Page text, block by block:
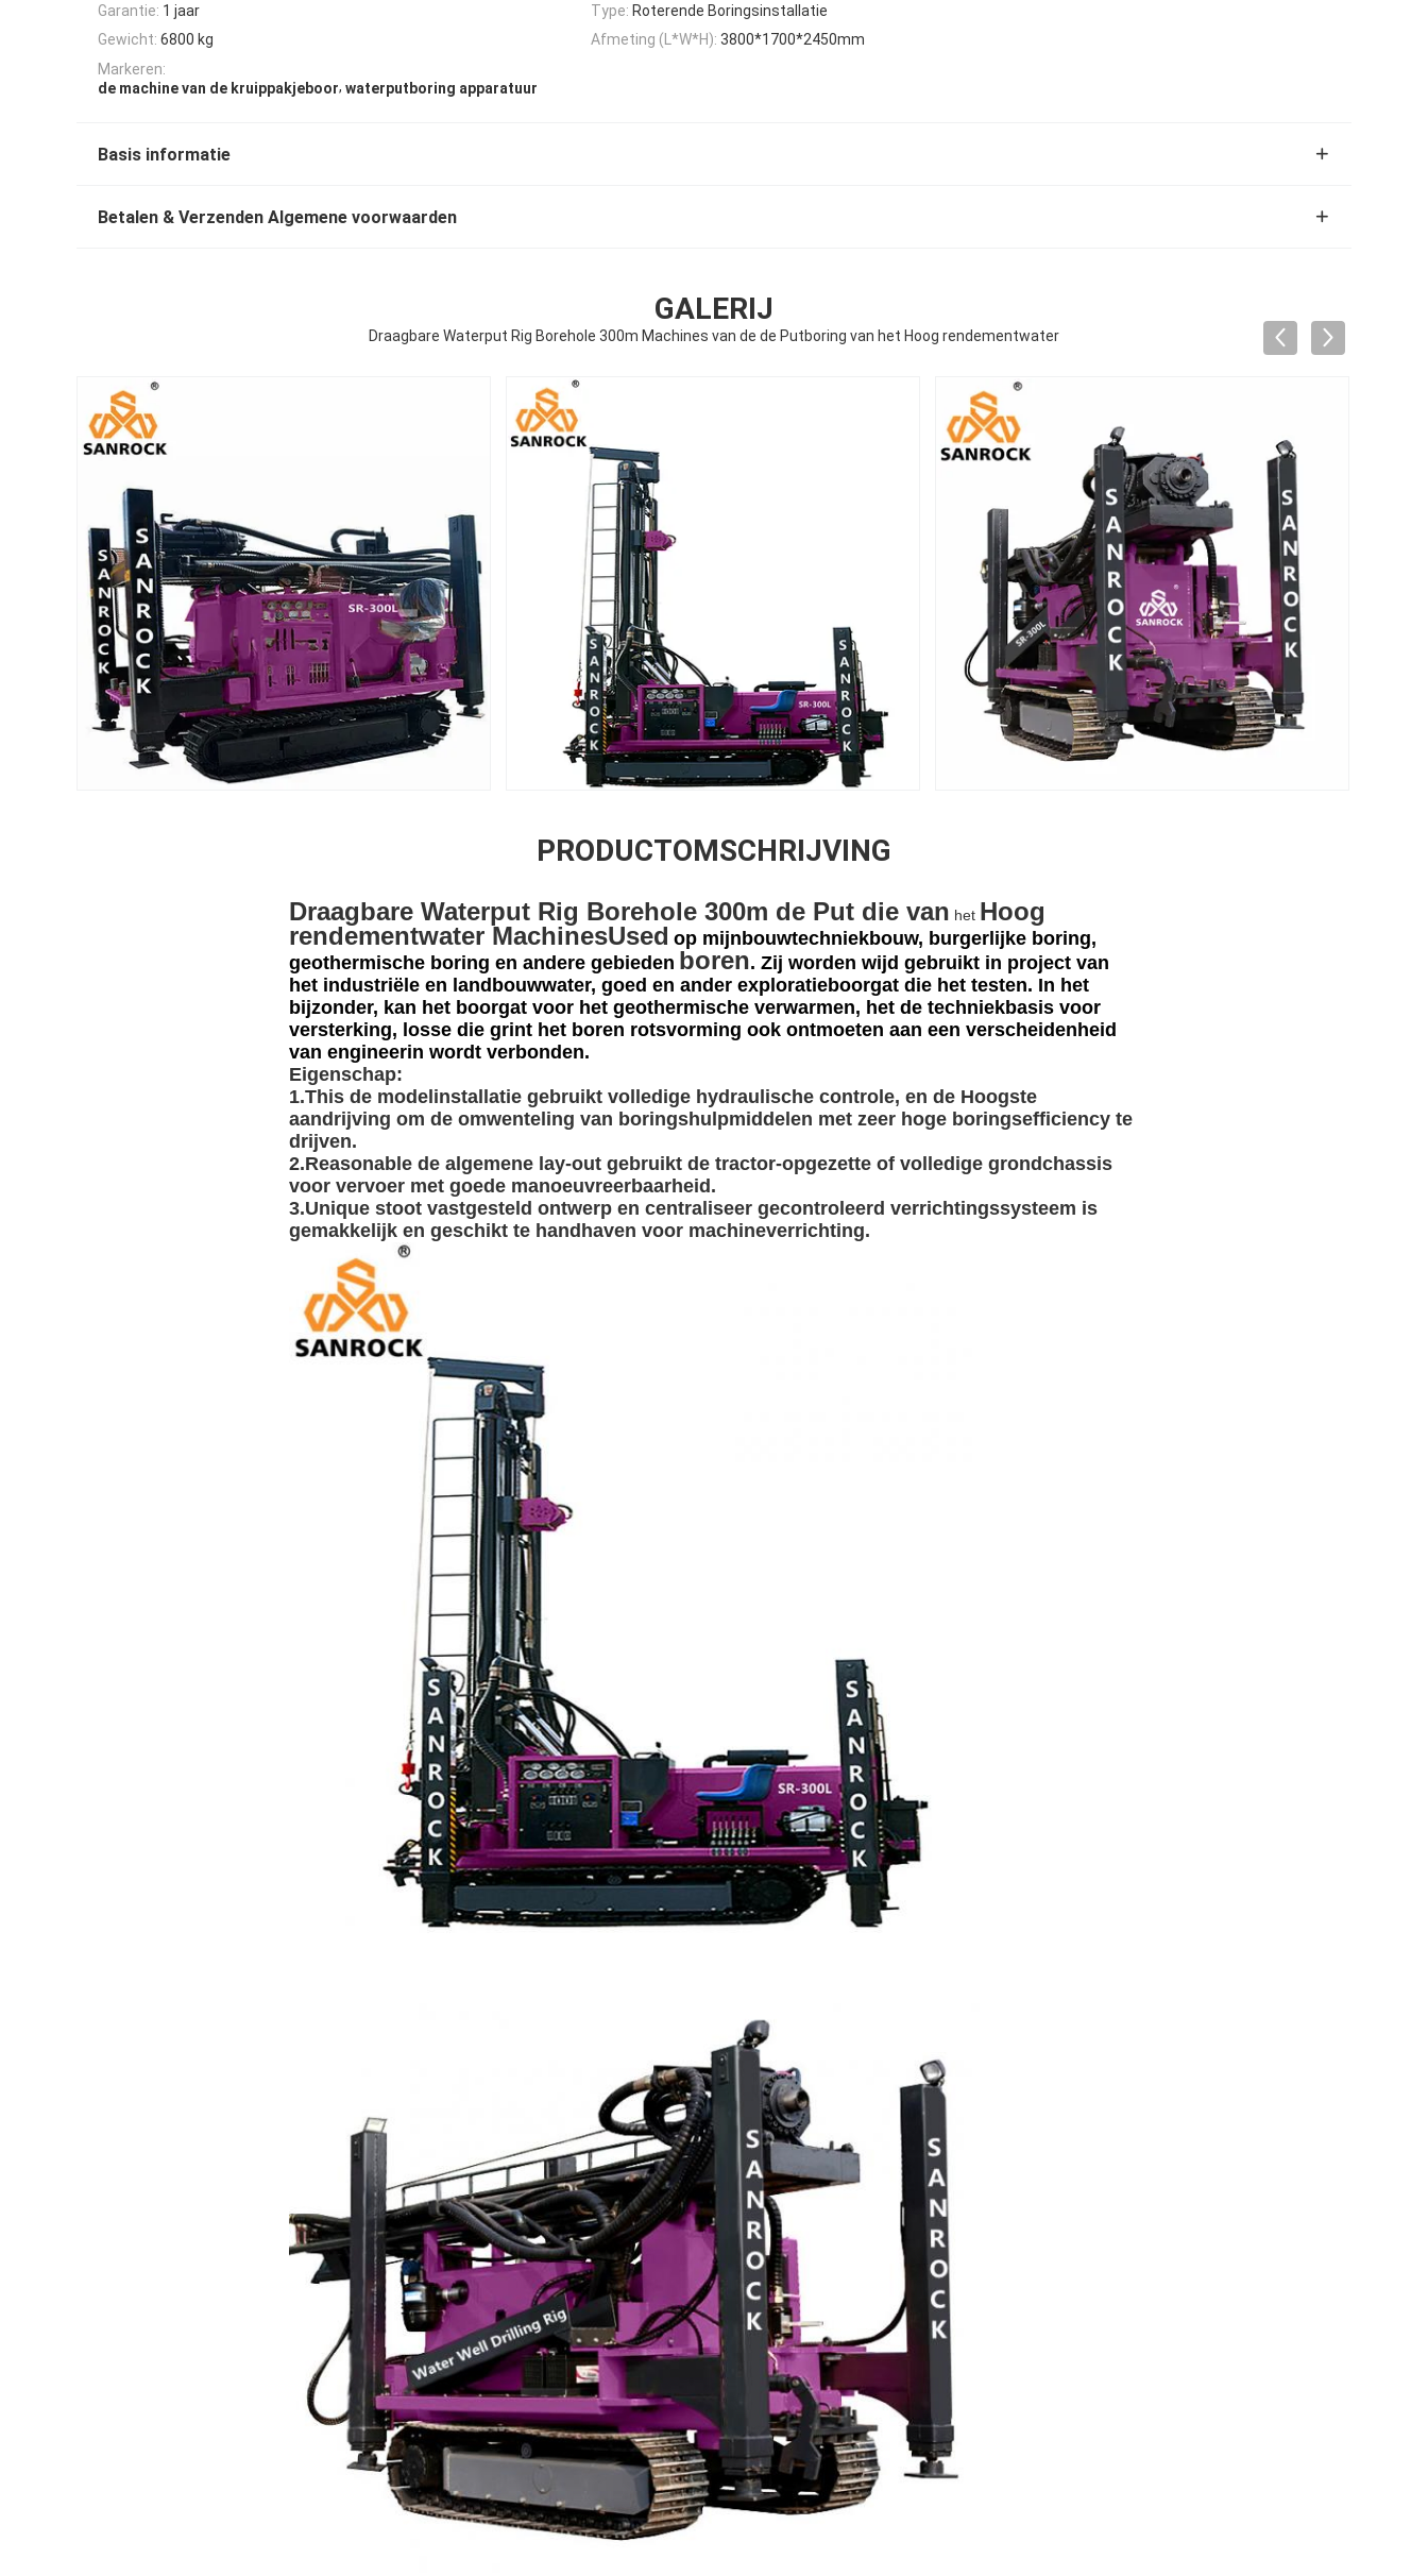
Garantie: 1 jaar Type: Roterende Boringsinstallatie
Gewicht: 6800 kg Afmeting (L*W*H): 3800*1700*2450mm
Markeren:
de machine van de kruippakjeboor, waterputboring apparatuur
Basis informatie
Betalen & Verzenden Algemene voorwaarden
GALERIJ
Draagbare Waterput Rig Borehole 300m Machines van de de Putboring van het Hoog rendementwater
PRODUCTOMSCHRIJVING
Draagbare Waterput Rig Borehole 300m de Put die van het Hoog
rendementwater MachinesUsed op mijnbouwtechniekbouw, burgerlijke boring,
geothermische boring en andere gebieden boren. Zij worden wijd gebruikt in project van
het industriële en landbouwwater, goed en ander exploratieboorgat die het testen. In het
bijzonder, kan het boorgat voor het geothermische verwarmen, het de techniekbasis voor
versterking, losse die grint het boren rotsvorming ook ontmoeten aan een verscheidenheid
van engineerin wordt verbonden.
Eigenschap:
1.This de modelinstallatie gebruikt volledige hydraulische controle, en de Hoogste
aandrijving om de omwenteling van boringshulpmiddelen met zeer hoge boringsefficiency te
drijven.
2.Reasonable de algemene lay-out gebruikt de tractor-opgezette of volledige grondchassis
voor vervoer met goede manoeuvreerbaarheid.
3.Unique stoot vastgesteld ontwerp en centraliseer gecontroleerd verrichtingssysteem is
gemakkelijk en geschikt te handhaven voor machineverrichting.